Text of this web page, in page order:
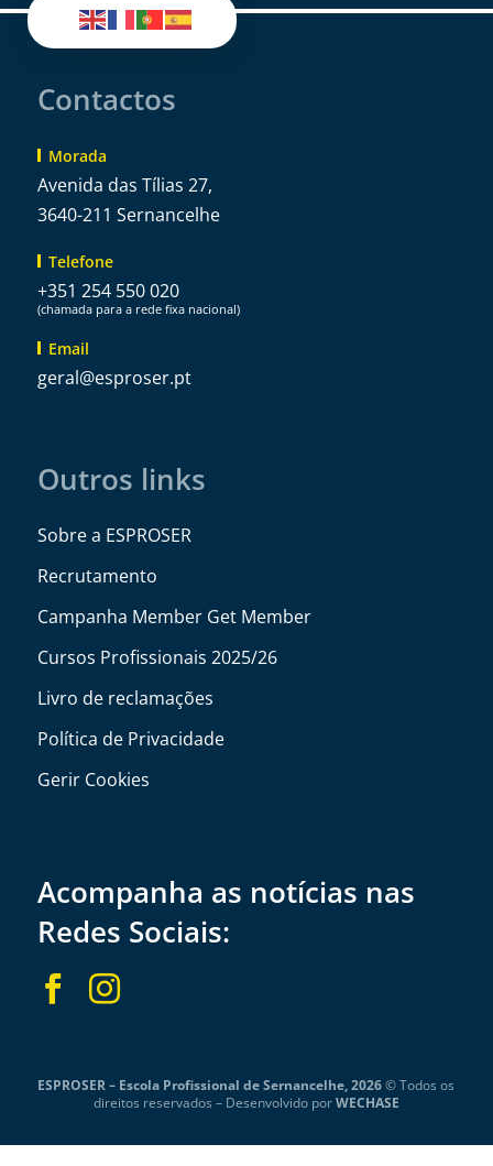
Contactos
Morada
Avenida das Tílias 27,
3640-211 Sernancelhe
Telefone
+351 254 550 020
(chamada para a rede fixa nacional)
Email
tp.resorpse
@lareg
Outros links
Sobre a ESPROSER
Recrutamento
Campanha Member Get Member
Cursos Profissionais 2025/26
Livro de reclamações
Política de Privacidade
Gerir Cookies
Acompanha as notícias nas
Redes Sociais:
 
ESPROSER – Escola Profissional de Sernancelhe, 2026© Todos os
direitos reservados – Desenvolvido porWECHASE